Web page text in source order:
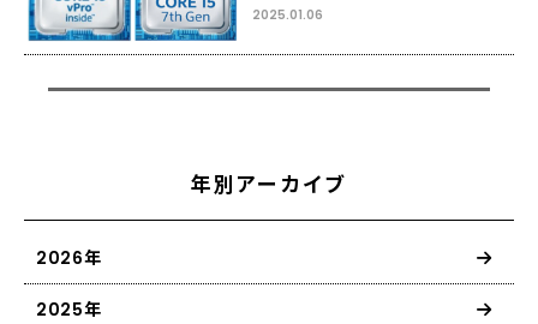
2025.01.06
年別アーカイブ
2026年
2025年